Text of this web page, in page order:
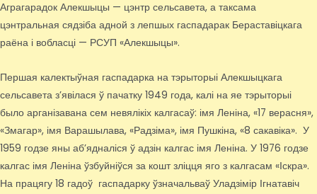
Аграгарадок Алекшыцы — цэнтр сельсавета, а таксама
цэнтральная сядзіба адной з лепшых гаспадарак Бераставіцкага
раёна і вобласці — РСУП «Алекшыцы».
Першая калектыўная гаспадарка на тэрыторыі Алекшыцкага
сельсавета з’явілася ў пачатку 1949 года, калі на яе тэрыторыі
было арганізавана сем невялікіх калгасаў: імя Леніна, «17 верасня»,
«Змагар», імя Варашылава, «Радзіма», імя Пушкіна, «8 сакавіка». У
1959 годзе яны аб’ядналіся ў адзін калгас імя Леніна. У 1976 годзе
калгас імя Леніна ўзбуйніўся за кошт зліцця яго з калгасам «Іскра».
На працягу 18 гадоў гаспадарку ўзначальваў Уладзімір Ігнатавіч